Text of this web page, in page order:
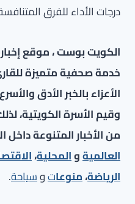
درجات الأداء للفرق
الكويت بوست ، موقع
خدمة صحفية متميزة
الأعزاء بالخبر الأدق
وقيم الأسرة الكويتية،
من الأخبار المتنوعة داخل
العالميةوالمحلية،
الرياضة،منوعاتوسياحة.